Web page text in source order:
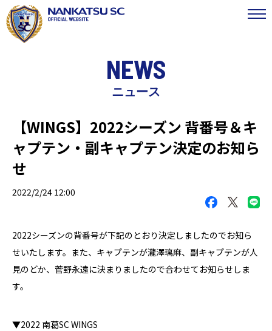
NEWS
ニュース
【WINGS】2022シーズン 背番号＆キ
ャプテン・副キャプテン決定のお知ら
せ
2022/2/24 12:00
2022シーズンの背番号が下記のとおり決定しましたのでお知ら
せいたします。また、キャプテンが瀧澤璃麻、副キャプテンが人
見のどか、菅野永遠に決まりましたので合わせてお知らせしま
す。
▼2022 南葛SC WINGS